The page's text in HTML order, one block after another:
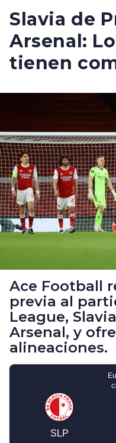
Slavia de
Arsenal:
tienen
Ace Football
previa al
League,
Arsenal, y
alineaciones.